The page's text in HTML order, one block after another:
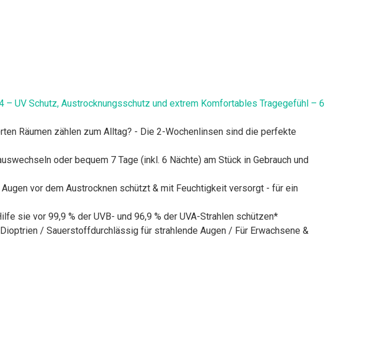
– UV Schutz, Austrocknungsschutz und extrem Komfortables Tragegefühl – 6
Räumen zählen zum Alltag? - Die 2-Wochenlinsen sind die perfekte
oder bequem 7 Tage (inkl. 6 Nächte) am Stück in Gebrauch und
vor dem Austrocknen schützt & mit Feuchtigkeit versorgt - für ein
sie vor 99,9 % der UVB- und 96,9 % der UVA-Strahlen schützen*
/ Sauerstoffdurchlässig für strahlende Augen / Für Erwachsene &